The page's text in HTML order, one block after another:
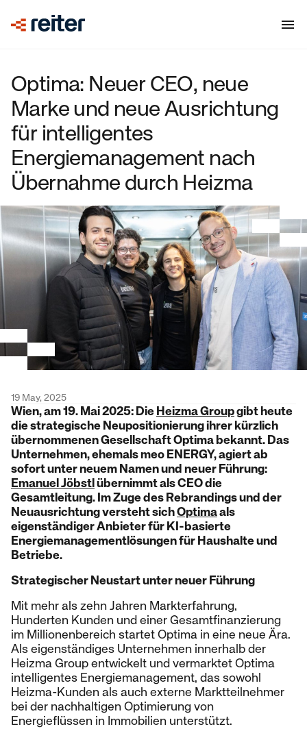
Optima: Neuer CEO, neue
Marke und neue Ausrichtung
für intelligentes
Energiemanagement nach
Übernahme durch Heizma
19 May, 2025
Wien, am 19. Mai 2025: DieHeizma Groupgibt heute
die strategische Neupositionierung ihrer kürzlich
übernommenen Gesellschaft Optima bekannt. Das
Unternehmen, ehemals meo ENERGY, agiert ab
sofort unter neuem Namen und neuer Führung:
Emanuel Jöbstlübernimmt als CEO die
Gesamtleitung. Im Zuge des Rebrandings und der
Neuausrichtung versteht sichOptimaals
eigenständiger Anbieter für KI-basierte
Energiemanagementlösungen für Haushalte und
Betriebe.
Strategischer Neustart unter neuer Führung
Mit mehr als zehn Jahren Markterfahrung,
Hunderten Kunden und einer Gesamtfinanzierung
im Millionenbereich startet Optima in eine neue Ära.
Als eigenständiges Unternehmen innerhalb der
Heizma Group entwickelt und vermarktet Optima
intelligentes Energiemanagement, das sowohl
Heizma-Kunden als auch externe Marktteilnehmer
bei der nachhaltigen Optimierung von
Energieflüssen in Immobilien unterstützt.